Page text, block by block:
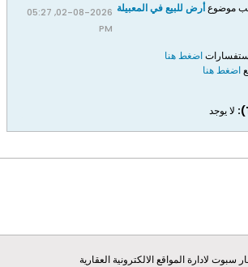
موضوعأرض للبيع في المعبيلة
02-08-2026, 05:27
PM
اضغط هنا
اضغط هنا
لا يوجد
سبوت لادارة المواقع الالكترونية العقارية